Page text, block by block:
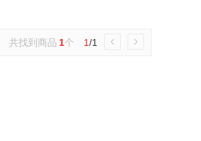
共找到商品 1个 1/1